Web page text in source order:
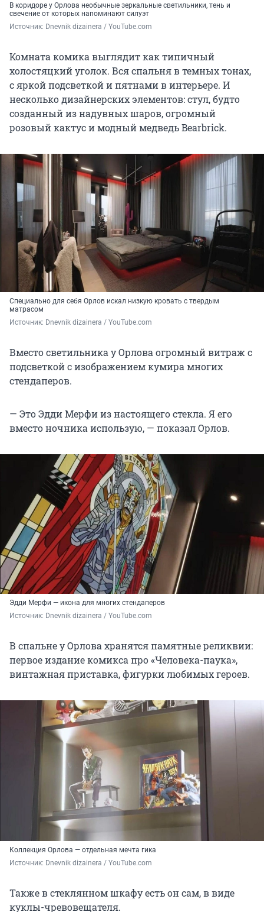
В коридоре у Орлова необычные зеркальные светильники, тень и
свечение от которых напоминают силуэт
Источник: Dnevnik dizainera / YouTube.com
Комната комика выглядит как типичный
холостяцкий уголок. Вся спальня в темных тонах,
с яркой подсветкой и пятнами в интерьере. И
несколько дизайнерских элементов: стул, будто
созданный из надувных шаров, огромный
розовый кактус и модный медведь Bearbrick.
Специально для себя Орлов искал низкую кровать с твердым
матрасом
Источник: Dnevnik dizainera / YouTube.com
Вместо светильника у Орлова огромный витраж с
подсветкой с изображением кумира многих
стендаперов.
— Это Эдди Мерфи из настоящего стекла. Я его
вместо ночника использую, — показал Орлов.
Эдди Мерфи — икона для многих стендаперов
Источник: Dnevnik dizainera / YouTube.com
В спальне у Орлова хранятся памятные реликвии:
первое издание комикса про «Человека-паука»,
винтажная приставка, фигурки любимых героев.
Коллекция Орлова — отдельная мечта гика
Источник: Dnevnik dizainera / YouTube.com
Также в стеклянном шкафу есть он сам, в виде
куклы-чревовещателя.